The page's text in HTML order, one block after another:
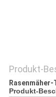
Produkt-
Produkt-